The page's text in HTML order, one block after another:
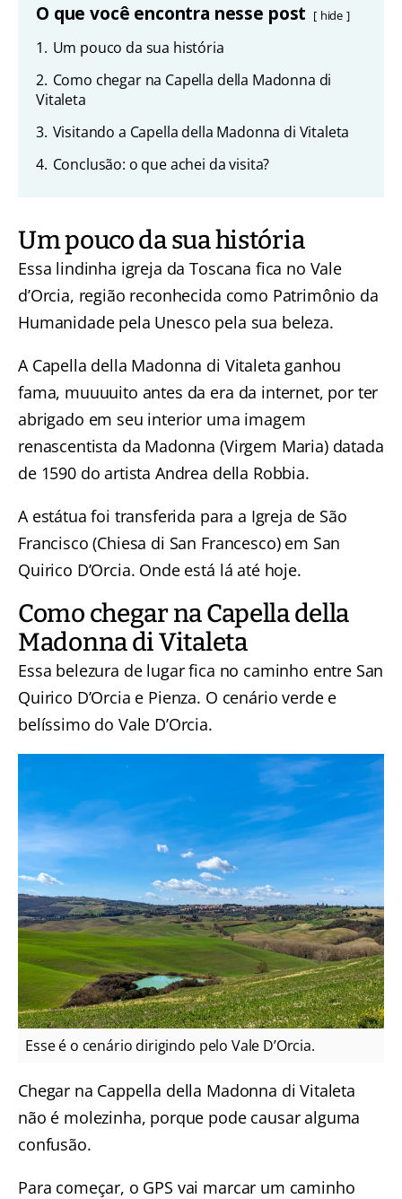
O que você encontra nesse post hide
1. Um pouco da sua história
2. Como chegar na Capella della Madonna di
Vitaleta
3. Visitando a Capella della Madonna di Vitaleta
4. Conclusão: o que achei da visita?
Um pouco da sua história
Essa lindinha igreja da Toscana fica no Vale
d’Orcia, região reconhecida como Patrimônio da
Humanidade pela Unesco pela sua beleza.
A Capella della Madonna di Vitaleta ganhou
fama, muuuuito antes da era da internet, por ter
abrigado em seu interior uma imagem
renascentista da Madonna (Virgem Maria) datada
de 1590 do artista Andrea della Robbia.
A estátua foi transferida para a Igreja de São
Francisco (Chiesa di San Francesco) em San
Quirico D’Orcia. Onde está lá até hoje.
Como chegar na Capella della
Madonna di Vitaleta
Essa belezura de lugar fica no caminho entre San
Quirico D’Orcia e Pienza. O cenário verde e
belíssimo do Vale D’Orcia.
Esse é o cenário dirigindo pelo Vale D’Orcia.
Chegar na Cappella della Madonna di Vitaleta
não é molezinha, porque pode causar alguma
confusão.
Para começar, o GPS vai marcar um caminho